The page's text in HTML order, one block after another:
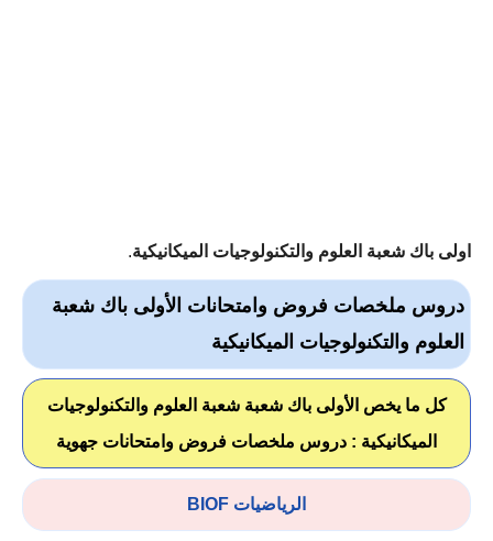
اولى باك شعبة العلوم والتكنولوجيات الميكانيكية.
دروس ملخصات فروض وامتحانات الأولى باك شعبة
العلوم والتكنولوجيات الميكانيكية
كل ما يخص الأولى باك شعبة شعبة العلوم والتكنولوجيات
الميكانيكية : دروس ملخصات فروض وامتحانات جهوية
الرياضيات BIOF